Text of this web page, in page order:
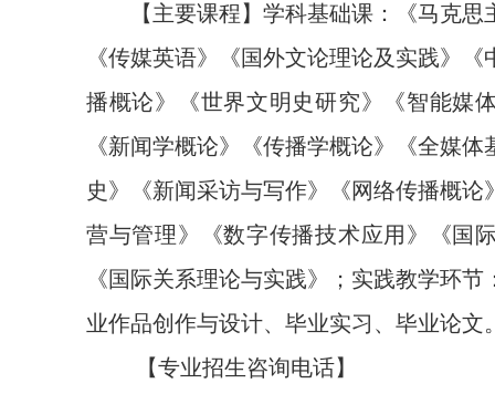
【主要课程】学科基础课：《马克
《传媒英语》《国外文论理论及实践》
播概论》《世界文明史研究》《智能媒
《新闻学概论》《传播学概论》《全媒
史》《新闻采访与写作》《网络传播概
营与管理》《数字传播技术应用》《国
《国际关系理论与实践》；实践教学环
业作品创作与设计、毕业实习、毕业论文
【专业招生咨询电话】